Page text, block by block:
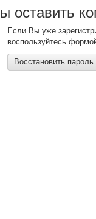
оставить
Если Вы уже
воспользуйтесь
Восстановить пароль